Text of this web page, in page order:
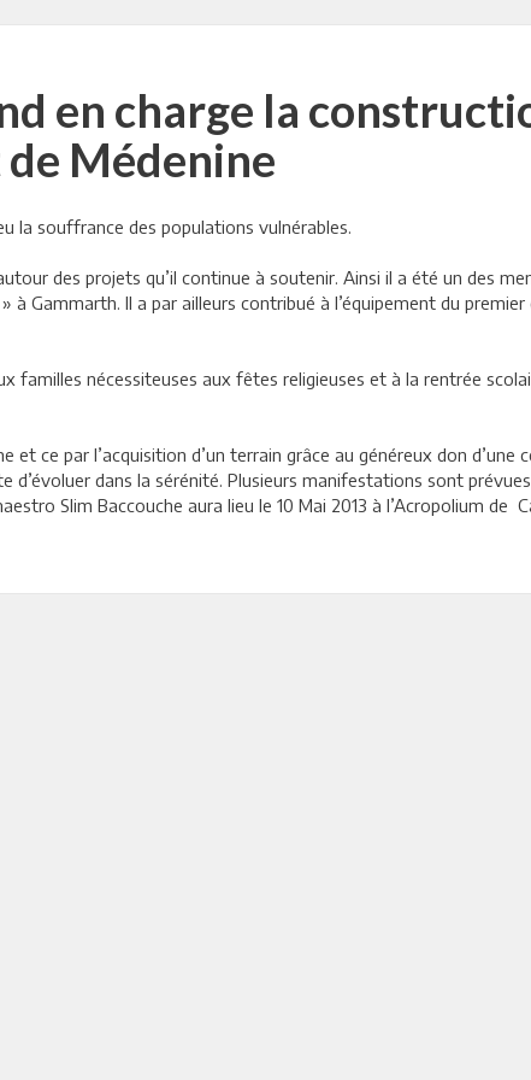
en charge la
Médenine
la souffrance des populations vulnérables.
des projets qu’il continue à soutenir. Ainsi il a été un des
Gammarth. Il a par ailleurs contribué à l’équipement du premier
familles nécessiteuses aux fêtes religieuses et à la rentrée
ce par l’acquisition d’un terrain grâce au généreux don d’une
dans la sérénité. Plusieurs manifestations sont
Slim Baccouche aura lieu le 10 Mai 2013 à l’Acropolium de